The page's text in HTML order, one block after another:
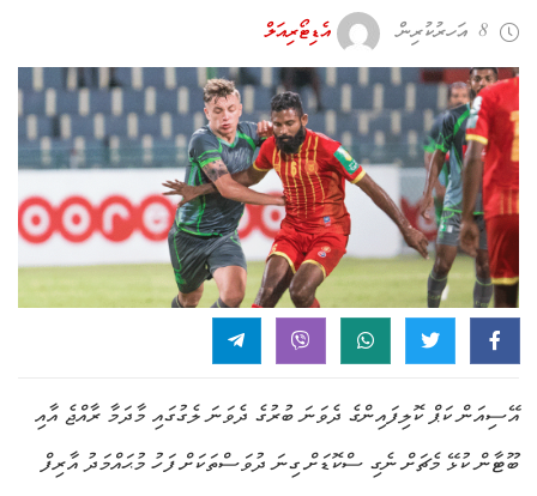
8 އަހރު ކުރިން އެޑިޓޯރިއަލް
އޭސިއަން ކަޕް ކޮލިފައިންގެ ދެވަނަ ބުރުގެ ދެވަނަ ލެގުގައި މާދަމާ ރާއްޖެ އާއި
ބޫޓާން ކުޅޭ މެޗަށް ނެގި ސްކޮޑަށް ގިނަ ދުވަސްތަކަށް ފަހު މުޙައްމަދު އާރިފް